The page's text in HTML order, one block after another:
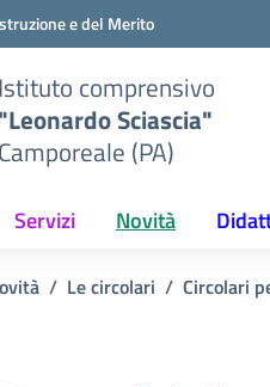
e del Merito
Istituto comprensivo
"Leonardo Sciascia"
Camporeale (PA)
Servizi Novità
Le circolari Circolari